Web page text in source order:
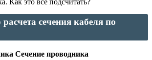
Как это все подсчитать?
сечения кабеля по
Сечение проводника